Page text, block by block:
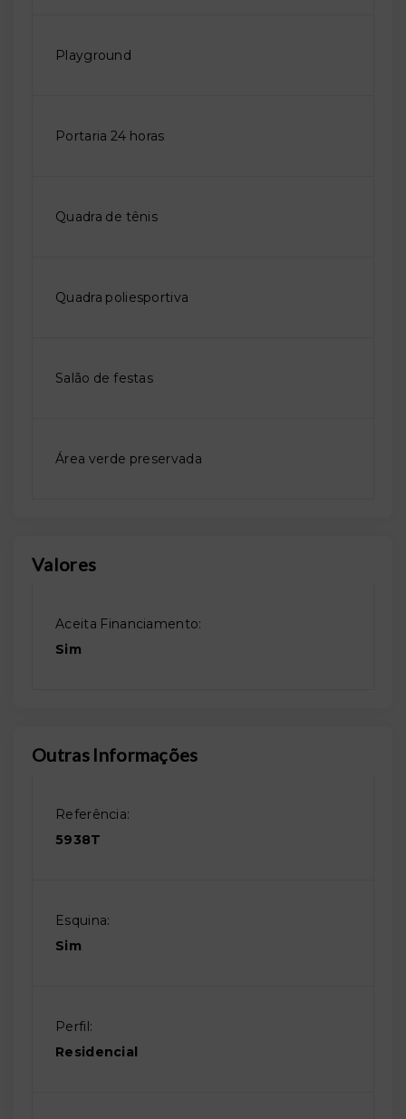
Playground
Portaria 24 horas
Quadra de tênis
Quadra poliesportiva
Salão de festas
Área verde preservada
Valores
Aceita Financiamento:
Sim
Outras Informações
Referência:
5938T
Esquina:
Sim
Perfil:
Residencial